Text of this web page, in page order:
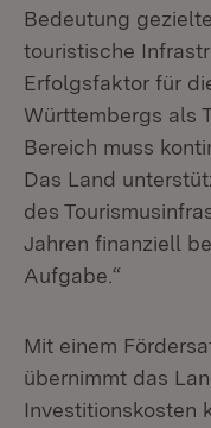
Bedeutung
touristische
Erfolgsfaktor für
Württembergs als
Bereich muss
Das Land
des
Jahren finanziell
Aufgabe.“
Mit einem
übernimmt das
Investitionskosten